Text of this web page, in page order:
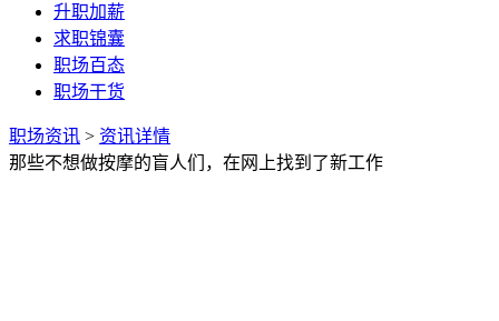
升职加薪
求职锦囊
职场百态
职场干货
职场资讯 > 资讯详情
那些不想做按摩的盲人们，在网上找到了新工作